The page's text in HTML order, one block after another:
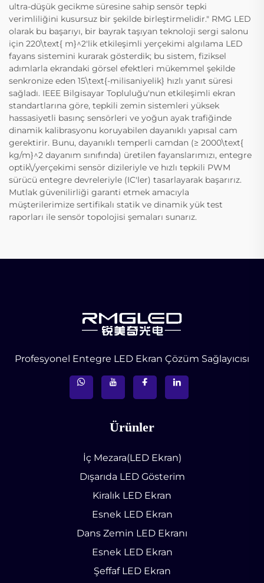
ultra-düşük gecikme süresine sahip sensör tepki
verimliliğini kusursuz bir şekilde birleştirmelidir." RMG LED
olarak bu başarıyı, bir bayrak taşıyan teknoloji sergi salonu
için 220\text{ m}^2'lik etkileşimli yerçekimi algılama LED
fayans sistemini kurarak gösterdik; bu sistem, fiziksel
adımlarla ekrandaki görsel efektleri mükemmel şekilde
senkronize eden 15\text{-milisaniyelik} hızlı yanıt süresi
sağladı. IEEE Bilgisayar Topluluğu'nun etkileşimli ekran
standartlarına göre, tepkili zemin sistemleri yüksek
hassasiyetli basınç sensörleri ve yoğun ayak trafiğinde
dinamik kalibrasyonu koruyabilen dayanıklı yapısal cam
gerektirir. Bunu, dayanıklı temperli camdan (≥ 2000\text{
kg/m}^2 dayanım sınıfında) üretilen fayanslarımızı, entegre
optik\/yerçekimi sensör dizileriyle ve hızlı tepkili PWM
sürücü entegre devreleriyle (IC'ler) tasarlayarak başarırız.
Mutlak güvenilirliği garanti etmek amacıyla
müşterilerimize sertifikalı statik ve dinamik yük test
raporları ile sensör topolojisi şemaları sunarız.
Profesyonel Entegre LED Ekran Çözüm Sağlayıcısı
Ürünler
İç Mezara(LED Ekran)
Dışarıda LED Gösterim
Kiralık LED Ekran
Esnek LED Ekran
Dans Zemin LED Ekranı
Esnek LED Ekran
Şeffaf LED Ekran